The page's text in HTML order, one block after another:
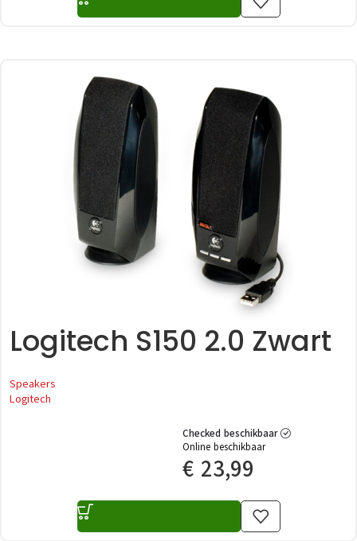
Logitech S150 2.0 Zwart
Speakers
Logitech
Checked beschikbaar
Online beschikbaar
€ 23,99